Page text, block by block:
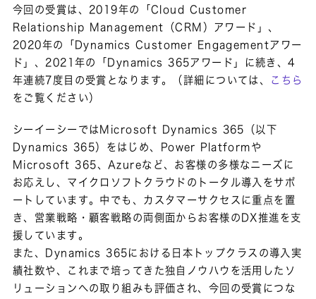
今回の受賞は、2019年の「Cloud Customer
Relationship Management（CRM）アワード」、
2020年の「Dynamics Customer Engagementアワー
ド」、2021年の「Dynamics 365アワード」に続き、4
年連続7度目の受賞となります。（詳細については、
こちら
をご覧ください）
シーイーシーではMicrosoft Dynamics 365（以下
Dynamics 365）をはじめ、Power Platformや
Microsoft 365、Azureなど、お客様の多様なニーズに
お応えし、マイクロソフトクラウドのトータル導入をサポ
ートしています。中でも、カスタマーサクセスに重点を置
き、営業戦略・顧客戦略の両側面からお客様のDX推進を支
援しています。
また、Dynamics 365における日本トップクラスの導入実
績社数や、これまで培ってきた独自ノウハウを活用したソ
リューションへの取り組みも評価され、今回の受賞につな